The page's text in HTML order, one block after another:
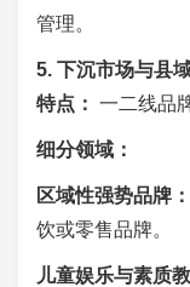
管理。
5. 下沉市场与县
特点： 一二线品
细分领域：
区域性强势品牌：
饮或零售品牌。
儿童娱乐与素质教